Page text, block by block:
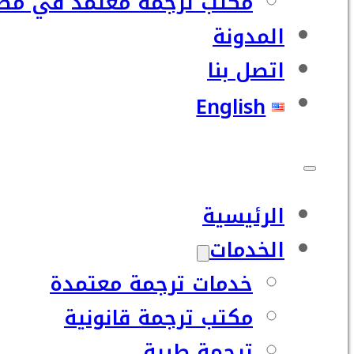
المدونة
اتصل بنا
English
الرئيسية
الخدمات
خدمات ترجمة معتمدة
مكتب ترجمة قانونية